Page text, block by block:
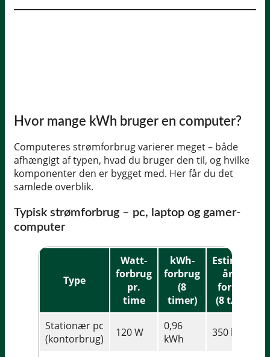
Hvor mange kWh bruger en computer?
Computeres strømforbrug varierer meget – både
afhængigt af typen, hvad du bruger den til, og hvilke
komponenter den er bygget med. Her får du det
samlede overblik.
Typisk strømforbrug – pc, laptop og gamer-
computer
Type
Watt-
forbrug
pr.
time
kWh-
forbrug
(8
timer)
Estimeret
årligt
forbrug
(8 t/dag)
Stationær pc
(kontorbrug)
120 W
0,96
kWh
350 kWh